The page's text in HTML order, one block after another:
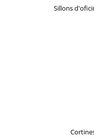
Sillons